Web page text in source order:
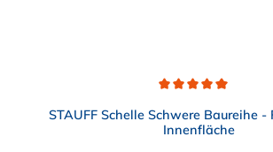
STAUFF Schelle Schwere Baureihe -
Innenfläche